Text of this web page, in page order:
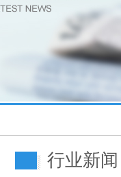
行业新闻